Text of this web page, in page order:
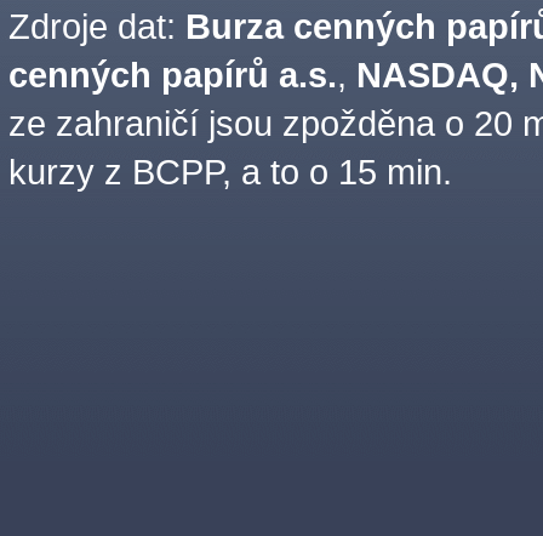
Zdroje dat: Burza cenných
cenných papírů a.s., NASDAQ,
ze zahraničí jsou zpožděna o 20
kurzy z BCPP, a to o 15 min.